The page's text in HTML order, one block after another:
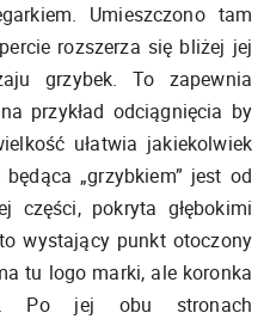
Umieszczono tam
rozszerza się bliżej jej
grzybek. To zapewnia
przykład odciągnięcia by
ułatwia jakiekolwiek
„grzybkiem” jest od
pokryta głębokimi
wystający punkt otoczony
tu logo marki, ale koronka
Po jej obu stronach